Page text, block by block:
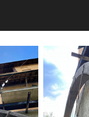
Film Festival Rotterdam
Berlin
Cannes
Festival - Bio to B Industry
Festival
d’Arte